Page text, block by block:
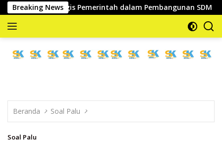
Langsung
ke
konten
Breaking News
Pemerintah dalam Pembangunan SDM
mengabarkan
Beranda Soal Palu
Soal Palu